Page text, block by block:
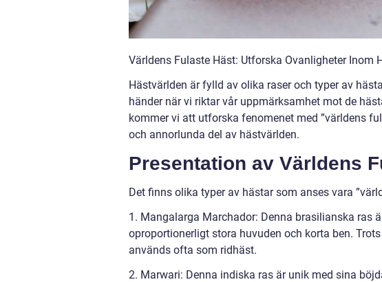
Världens Fulaste Häst: Utforska Ovanligheter Inom
Hästvärlden är fylld av olika raser och typer av
händer när vi riktar vår uppmärksamhet mot de
kommer vi att utforska fenomenet med ”världens
och annorlunda del av hästvärlden.
Presentation av Världens
Det finns olika typer av hästar som anses vara
1. Mangalarga Marchador: Denna brasilianska ras
oproportionerligt stora huvuden och korta ben.
används ofta som ridhäst.
2. Marwari: Denna indiska ras är unik med sina